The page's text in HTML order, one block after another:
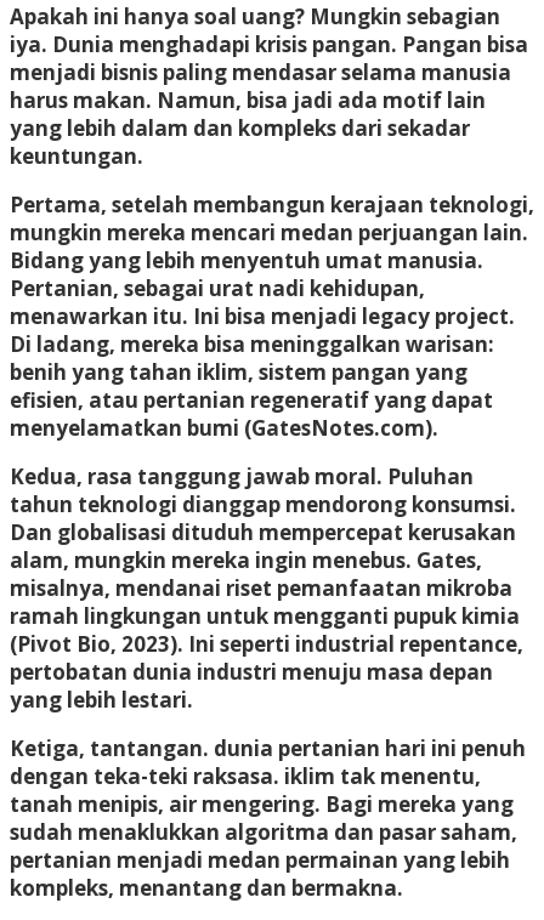
Apakah ini hanya soal uang? Mungkin sebagian
iya. Dunia menghadapi krisis pangan. Pangan bisa
menjadi bisnis paling mendasar selama manusia
harus makan. Namun, bisa jadi ada motif lain
yang lebih dalam dan kompleks dari sekadar
keuntungan.
Pertama, setelah membangun kerajaan teknologi,
mungkin mereka mencari medan perjuangan lain.
Bidang yang lebih menyentuh umat manusia.
Pertanian, sebagai urat nadi kehidupan,
menawarkan itu. Ini bisa menjadi legacy project.
Di ladang, mereka bisa meninggalkan warisan:
benih yang tahan iklim, sistem pangan yang
efisien, atau pertanian regeneratif yang dapat
menyelamatkan bumi (GatesNotes.com).
Kedua, rasa tanggung jawab moral. Puluhan
tahun teknologi dianggap mendorong konsumsi.
Dan globalisasi dituduh mempercepat kerusakan
alam, mungkin mereka ingin menebus. Gates,
misalnya, mendanai riset pemanfaatan mikroba
ramah lingkungan untuk mengganti pupuk kimia
(Pivot Bio, 2023). Ini seperti industrial repentance,
pertobatan dunia industri menuju masa depan
yang lebih lestari.
Ketiga, tantangan. dunia pertanian hari ini penuh
dengan teka-teki raksasa. iklim tak menentu,
tanah menipis, air mengering. Bagi mereka yang
sudah menaklukkan algoritma dan pasar saham,
pertanian menjadi medan permainan yang lebih
kompleks, menantang dan bermakna.